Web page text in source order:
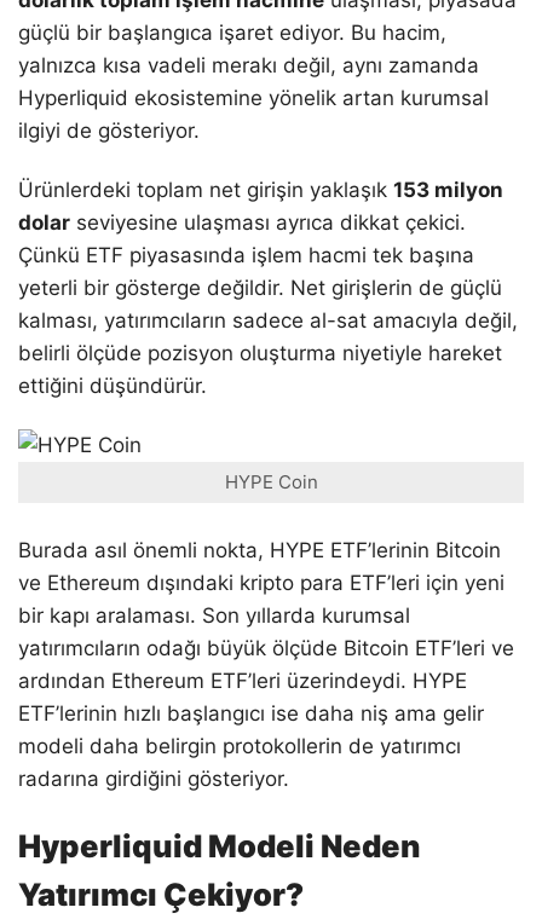
güçlü bir başlangıca işaret ediyor. Bu hacim,
yalnızca kısa vadeli merakı değil, aynı zamanda
Hyperliquid ekosistemine yönelik artan kurumsal
ilgiyi de gösteriyor.
Ürünlerdeki toplam net girişin yaklaşık 153 milyon
dolar seviyesine ulaşması ayrıca dikkat çekici.
Çünkü ETF piyasasında işlem hacmi tek başına
yeterli bir gösterge değildir. Net girişlerin de güçlü
kalması, yatırımcıların sadece al-sat amacıyla değil,
belirli ölçüde pozisyon oluşturma niyetiyle hareket
ettiğini düşündürür.
HYPE Coin
Burada asıl önemli nokta, HYPE ETF’lerinin Bitcoin
ve Ethereum dışındaki kripto para ETF’leri için yeni
bir kapı aralaması. Son yıllarda kurumsal
yatırımcıların odağı büyük ölçüde Bitcoin ETF’leri ve
ardından Ethereum ETF’leri üzerindeydi. HYPE
ETF’lerinin hızlı başlangıcı ise daha niş ama gelir
modeli daha belirgin protokollerin de yatırımcı
radarına girdiğini gösteriyor.
Hyperliquid Modeli Neden
Yatırımcı Çekiyor?